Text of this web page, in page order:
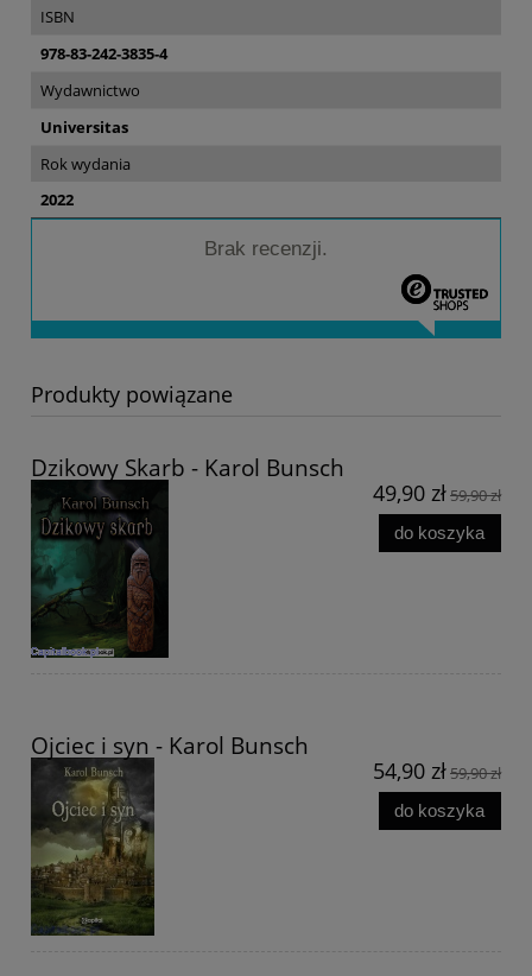
ISBN
978-83-242-3835-4
Wydawnictwo
Universitas
Rok wydania
2022
Brak recenzji.
Produkty powiązane
Dzikowy Skarb - Karol Bunsch
49,90 zł59,90 zł
do koszyka
Ojciec i syn - Karol Bunsch
54,90 zł59,90 zł
do koszyka